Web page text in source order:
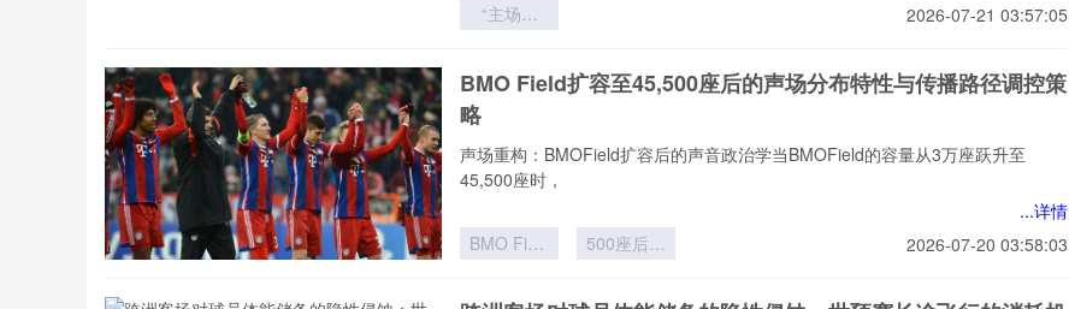
“主场变
暗战与战术
演化的潜在
2026-07-21 03:57:05
BMO Field扩容至45,500座后的声场分布特性与传播路径调控策
略
声场重构：BMOField扩容后的声音政治学当BMOField的容量从3万座跃升至
45,500座时，
...详情
BMO Field
扩容至45
500座后的
2026-07-20 03:58:03